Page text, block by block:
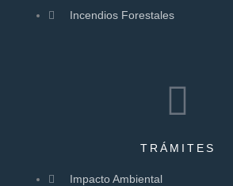
Incendios Forestales
TRÁMITES
Impacto Ambiental